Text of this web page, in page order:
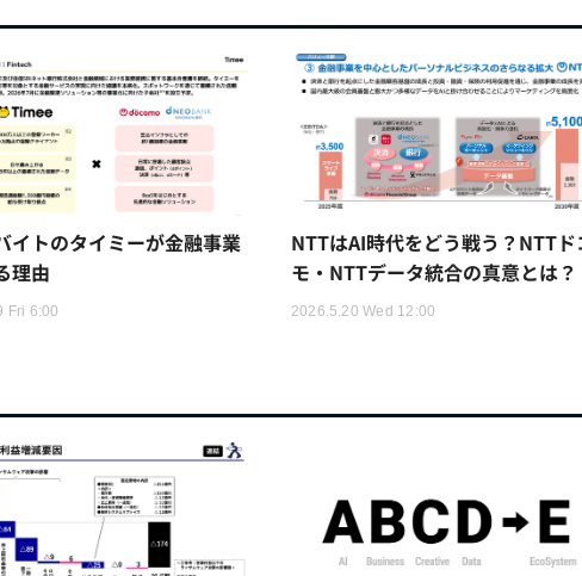
イトのタイミーが金融事業
理由
Fri 6:00
NTTはAI時代をどう戦う？NTTド
モ・NTTデータ統合の真意とは？
2026.5.20 Wed 12:00